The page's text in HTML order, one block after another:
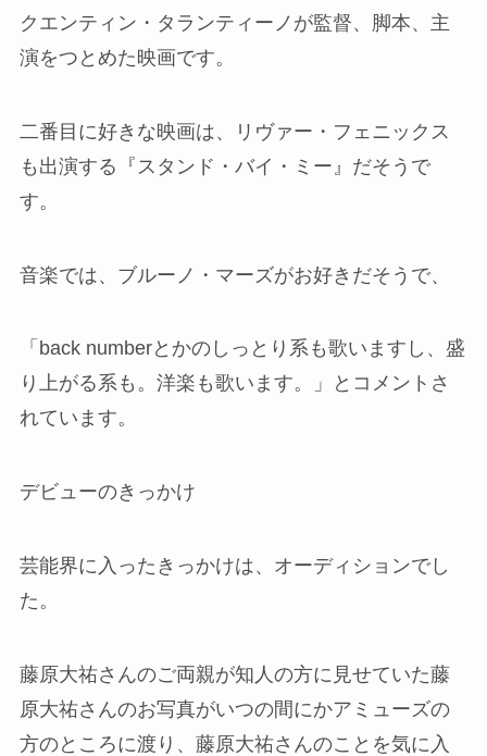
クエンティン・タランティーノが監督、脚本、主
演をつとめた映画です。
二番目に好きな映画は、リヴァー・フェニックス
も出演する『スタンド・バイ・ミー』だそうで
す。
音楽では、ブルーノ・マーズがお好きだそうで、
「back numberとかのしっとり系も歌いますし、盛
り上がる系も。洋楽も歌います。」とコメントさ
れています。
デビューのきっかけ
芸能界に入ったきっかけは、オーディションでし
た。
藤原大祐さんのご両親が知人の方に見せていた藤
原大祐さんのお写真がいつの間にかアミューズの
方のところに渡り、藤原大祐さんのことを気に入